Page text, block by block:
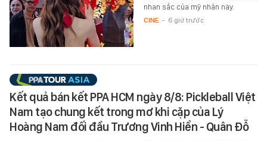
nhan sắc của mỹ nhân này.
CINE - 6 giờ trước
Kết quả bán kết PPA HCM ngày 8/8: Pickleball Việt
Nam tạo chung kết trong mơ khi cặp của Lý
Hoàng Nam đối đầu Trương Vinh Hiển - Quân Đỗ